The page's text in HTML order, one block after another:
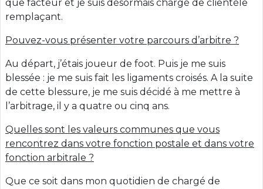
que facteur et je suis désormais chargé de clientèle
remplaçant.
Pouvez-vous présenter votre parcours d’arbitre ?
Au départ, j’étais joueur de foot. Puis je me suis
blessée : je me suis fait les ligaments croisés. A la suite
de cette blessure, je me suis décidé à me mettre à
l’arbitrage, il y a quatre ou cinq ans.
Quelles sont les valeurs communes que vous
rencontrez dans votre fonction postale et dans votre
fonction arbitrale ?
Que ce soit dans mon quotidien de chargé de